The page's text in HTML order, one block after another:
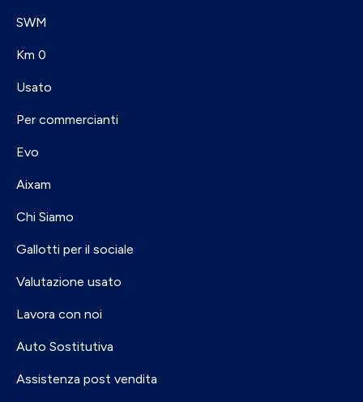
SWM
Km 0
Usato
Per commercianti
Evo
Aixam
Chi Siamo
Gallotti per il sociale
Valutazione usato
Lavora con noi
Auto Sostitutiva
Assistenza post vendita